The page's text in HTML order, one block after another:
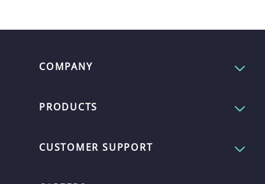
COMPANY
PRODUCTS
CUSTOMER SUPPORT